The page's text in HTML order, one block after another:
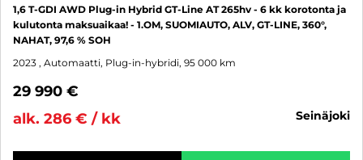
1,6 T-GDI AWD Plug-in Hybrid GT-Line AT 265hv - 6 kk korotonta ja
kulutonta maksuaikaa! - 1.OM, SUOMIAUTO, ALV, GT-LINE, 360°,
NAHAT, 97,6 % SOH
2023 , Automaatti, Plug-in-hybridi, 95 000 km
29 990 €
alk. 286 € / kk
seinäjoki